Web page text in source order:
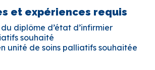
et expériences requis
diplôme d’état d’infirmier
souhaité
unité de soins palliatifs souhaitée